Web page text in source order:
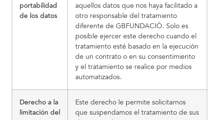
portabilidad
de los datos
aquellos datos que nos haya facilitado a
otro responsable del tratamiento
diferente de GBFUNDACIÓ. Solo es
posible ejercer este derecho cuando el
tratamiento esté basado en la ejecución
de un contrato o en su consentimiento
y el tratamiento se realice por medios
automatizados.
Derecho a la
limitación del
Este derecho le permite solicitarnos
que suspendamos el tratamiento de sus